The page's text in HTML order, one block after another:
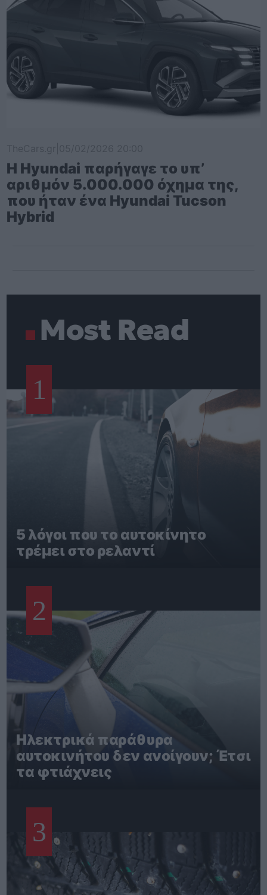
Η Hyundai παρήγαγε το υπ’
αριθμόν 5.000.000 όχημα της,
που ήταν ένα Hyundai Tucson
Hybrid
Most Read
1
5 λόγοι που το αυτοκίνητο
τρέμει στο ρελαντί
2
Ηλεκτρικά παράθυρα
αυτοκινήτου δεν ανοίγουν; Έτσι
τα φτιάχνεις
3